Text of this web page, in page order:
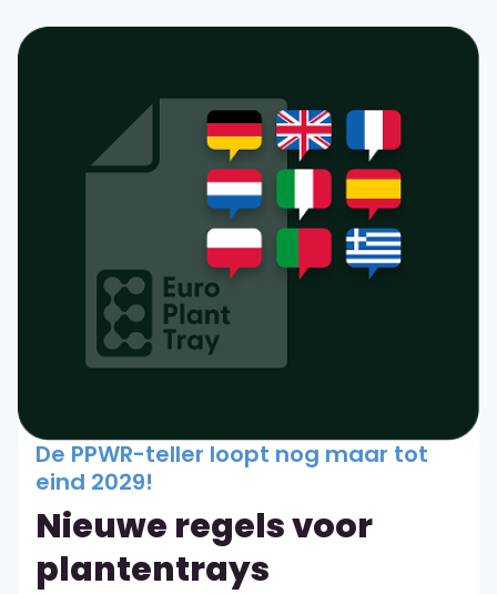
De PPWR-teller loopt nog maar tot
eind 2029!
Nieuwe regels voor
plantentrays